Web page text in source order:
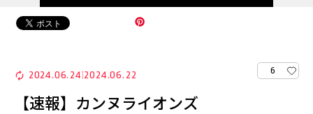
2024.06.24 2024.06.22 6
【速報】カンヌライオンズ